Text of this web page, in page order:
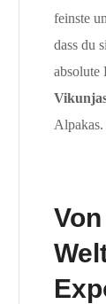
feinste
dass du
absolute
Alpakas.